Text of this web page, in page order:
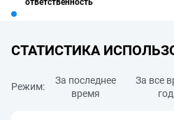
ответственность
СТАТИСТИКА
Режим:
За последнее
время
За все